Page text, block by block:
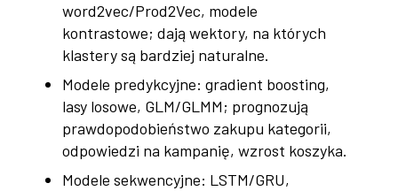
word2vec/Prod2Vec, modele
kontrastowe; dają wektory, na których
klastery są bardziej naturalne.
Modele predykcyjne: gradient boosting,
lasy losowe, GLM/GLMM; prognozują
prawdopodobieństwo zakupu kategorii,
odpowiedzi na kampanię, wzrost koszyka.
Modele sekwencyjne: LSTM/GRU,